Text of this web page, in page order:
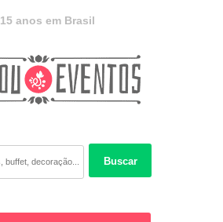
15 anos em Brasil
Buscar